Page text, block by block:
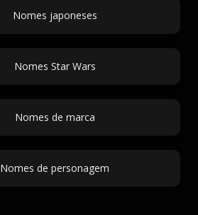
Nomes japoneses
Nomes Star Wars
Nomes de marca
Nomes de personagem